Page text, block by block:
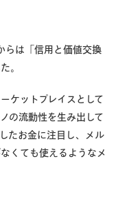
らは「信用と価値交換
。
ケットプレイスとして
の流動性を生み出して
たお金に注目し、メル
くても使えるようなメ